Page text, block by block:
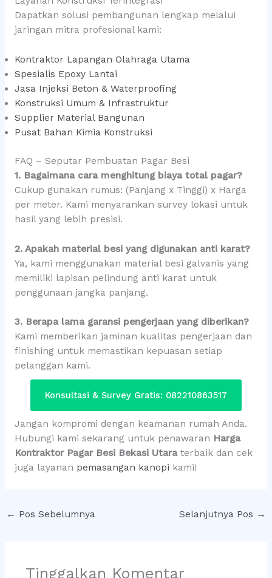
Dapatkan solusi pembangunan lengkap melalui
jaringan mitra profesional kami:
Kontraktor Lapangan Olahraga Utama
Spesialis Epoxy Lantai
Jasa Injeksi Beton & Waterproofing
Konstruksi Umum & Infrastruktur
Supplier Material Bangunan
Pusat Bahan Kimia Konstruksi
FAQ – Seputar Pembuatan Pagar Besi
1. Bagaimana cara menghitung biaya total pagar?
Cukup gunakan rumus: (Panjang x Tinggi) x Harga
per meter. Kami menyarankan survey lokasi untuk
hasil yang lebih presisi.
2. Apakah material besi yang digunakan anti karat?
Ya, kami menggunakan material besi galvanis yang
memiliki lapisan pelindung anti karat untuk
penggunaan jangka panjang.
3. Berapa lama garansi pengerjaan yang diberikan?
Kami memberikan jaminan kualitas pengerjaan dan
finishing untuk memastikan kepuasan setiap
pelanggan kami.
Konsultasi & Survey Gratis: 082210863517
Jangan kompromi dengan keamanan rumah Anda.
Hubungi kami sekarang untuk penawaran Harga
Kontraktor Pagar Besi Bekasi Utaraterbaik dan cek
juga layanan pemasangan kanopi kami!
← Pos Sebelumnya Selanjutnya Pos →
Tinggalkan Komentar